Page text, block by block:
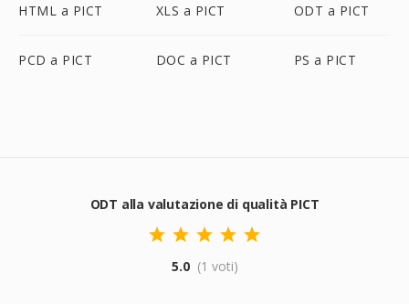
HTML a PICT XLS a PICT ODT a PICT
PCD a PICT DOC a PICT PS a PICT
ODT alla valutazione di qualità PICT
5.0 (1 voti)